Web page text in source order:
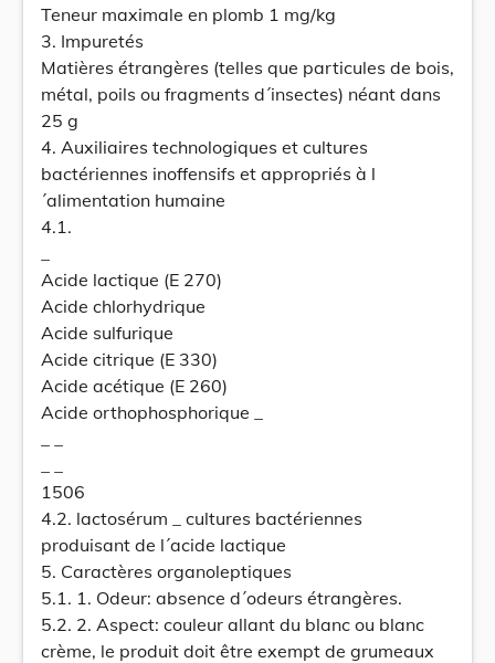
Teneur maximale en plomb 1 mg/kg
3. Impuretés
Matières étrangères (telles que particules de bois,
métal, poils ou fragments d´insectes) néant dans
25 g
4. Auxiliaires technologiques et cultures
bactériennes inoffensifs et appropriés à l
´alimentation humaine
4.1.
Acide lactique (E 270)
Acide chlorhydrique
Acide sulfurique
Acide citrique (E 330)
Acide acétique (E 260)
Acide orthophosphorique _
1506
4.2. lactosérum _ cultures bactériennes
produisant de l´acide lactique
5. Caractères organoleptiques
5.1. 1. Odeur: absence d´odeurs étrangères.
5.2. 2. Aspect: couleur allant du blanc ou blanc
crème, le produit doit être exempt de grumeaux